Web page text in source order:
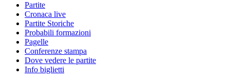
Partite
Cronaca live
Partite Storiche
Probabili formazioni
Pagelle
Conferenze stampa
Dove vedere le partite
Info biglietti